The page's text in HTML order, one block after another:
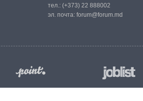
тел.: (+373) 22 888002
эл. почта: forum@forum.md